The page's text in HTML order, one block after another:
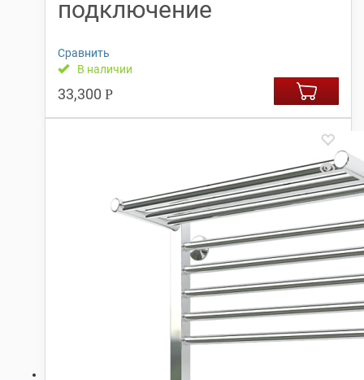
подключение
Сравнить
В наличии
33,300 Р